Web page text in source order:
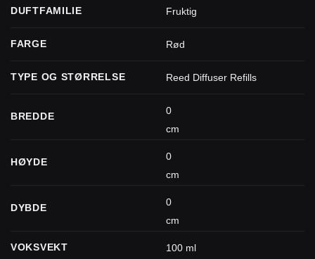
DUFTFAMILIE Fruktig
FARGE Rød
TYPE OG STØRRELSE Reed Diffuser Refills
BREDDE
0
cm
HØYDE
0
cm
DYBDE
0
cm
VOKSVEKT 100 ml